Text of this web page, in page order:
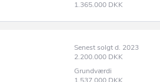
1.365.000 DKK
Senest solgt d. 2023
2.200.000 DKK
Grundværdi